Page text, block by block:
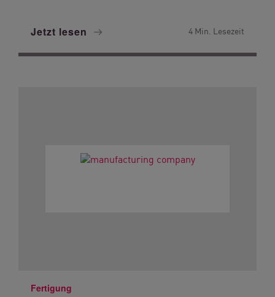
Jetzt lesen 4 Min. Lesezeit
Fertigung